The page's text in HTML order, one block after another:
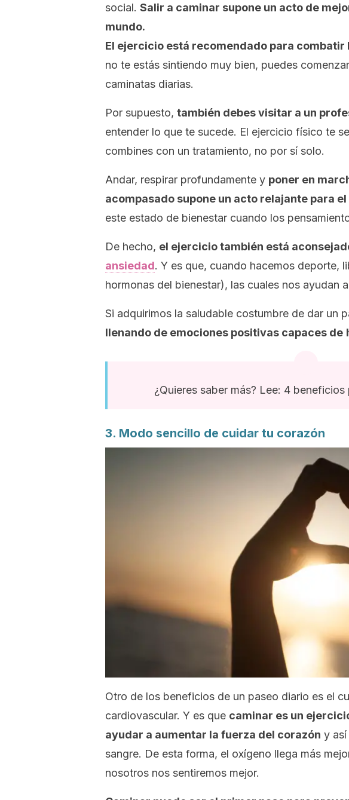
social. Salir a caminar supone un acto de
mundo.
El ejercicio está recomendado para combatir
no te estás sintiendo muy bien, puedes
caminatas diarias.
Por supuesto, también debes visitar a un
entender lo que te sucede. El ejercicio físico te
combines con un tratamiento, no por sí solo.
Andar, respirar profundamente y poner en
acompasado supone un acto relajante para
este estado de bienestar cuando los
De hecho, el ejercicio también está
ansiedad. Y es que, cuando hacemos deporte,
hormonas del bienestar), las cuales nos ayudan
Si adquirimos la saludable costumbre de dar un
llenando de emociones positivas capaces de
¿Quieres saber más? Lee: 4
3. Modo sencillo de cuidar tu corazón
Otro de los beneficios de un paseo diario es el
cardiovascular. Y es que caminar es un
ayudar a aumentar la fuerza del corazón y
sangre. De esta forma, el oxígeno llega más
nosotros nos sentiremos mejor.